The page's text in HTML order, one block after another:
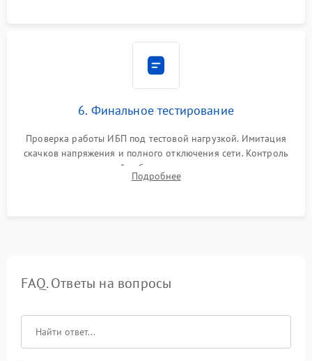
6. Финальное тестирование
Проверка работы ИБП под тестовой нагрузкой. Имитация
скачков напряжения и полного отключения сети. Контроль
времени автономной работы, температурного режима и
корректности формы выходного сигнала.
Подробнее
FAQ. Ответы на вопросы